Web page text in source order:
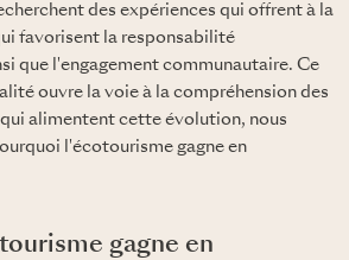
des expériences qui offrent à la
favorisent la responsabilité
que l'engagement communautaire. Ce
ouvre la voie à la compréhension des
alimentent cette évolution, nous
l'écotourisme gagne en
gagne en